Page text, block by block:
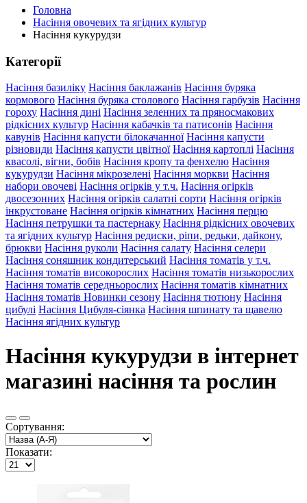
Головна
Насіння овочевих та ягідних культур
Насіння кукурудзи
Категорії
Насіння базиліку Насіння баклажанів Насіння буряка
кормового Насіння буряка столового Насіння гарбузів Насіння
гороху Насіння дині Насіння зеленних та пряносмакових
рідкісних культур Насіння кабачків та патисонів Насіння
кавунів Насіння капусти білокачанної Насіння капусти
різновиди Насіння капусти цвітної Насіння картоплі Насіння
квасолі, вігни, бобів Насіння кропу та фенхелю Насіння
кукурудзи Насіння мікрозелені Насіння моркви Насіння
набори овочеві Насіння огірків у т.ч. Насіння огірків
двосезонних Насіння огірків салатні сорти Насіння огірків
інкрустоване Насіння огірків кімнатних Насіння перцю
Насіння петрушки та пастернаку Насіння рідкісних овочевих
та ягідних культур Насіння редиски, ріпи, редьки, дайкону,
брюкви Насіння руколи Насіння салату Насіння селери
Насіння соняшник кондитерський Насіння томатів у т.ч.
Насіння томатів високорослих Насіння томатів низькорослих
Насіння томатів середньорослих Насіння томатів кімнатних
Насіння томатів Новинки сезону Насіння тютюну Насіння
цибулі Насіння Цибуля-сіянка Насіння шпинату та щавелю
Насіння ягідних культур
Насіння кукурудзи в інтернет
магазині насіння та рослин
Сортування:
Показати: